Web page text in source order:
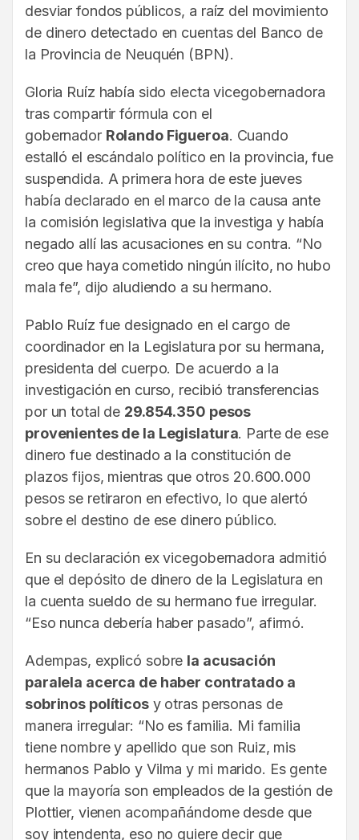
desviar fondos públicos, a raíz del movimiento
de dinero detectado en cuentas del Banco de
la Provincia de Neuquén (BPN).
Gloria Ruíz había sido electa vicegobernadora
tras compartir fórmula con el
gobernador Rolando Figueroa. Cuando
estalló el escándalo político en la provincia, fue
suspendida. A primera hora de este jueves
había declarado en el marco de la causa ante
la comisión legislativa que la investiga y había
negado allí las acusaciones en su contra. “No
creo que haya cometido ningún ilícito, no hubo
mala fe”, dijo aludiendo a su hermano.
Pablo Ruíz fue designado en el cargo de
coordinador en la Legislatura por su hermana,
presidenta del cuerpo. De acuerdo a la
investigación en curso, recibió transferencias
por un total de 29.854.350 pesos
provenientes de la Legislatura. Parte de ese
dinero fue destinado a la constitución de
plazos fijos, mientras que otros 20.600.000
pesos se retiraron en efectivo, lo que alertó
sobre el destino de ese dinero público.
En su declaración ex vicegobernadora admitió
que el depósito de dinero de la Legislatura en
la cuenta sueldo de su hermano fue irregular.
“Eso nunca debería haber pasado”, afirmó.
Adempas, explicó sobre la acusación
paralela acerca de haber contratado a
sobrinos políticosy otras personas de
manera irregular: “No es familia. Mi familia
tiene nombre y apellido que son Ruiz, mis
hermanos Pablo y Vilma y mi marido. Es gente
que la mayoría son empleados de la gestión de
Plottier, vienen acompañándome desde que
soy intendenta, eso no quiere decir que